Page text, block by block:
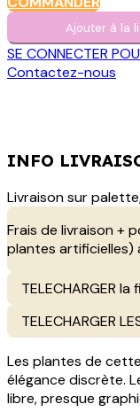
Ajouter à la
SE CONNECTER
Contactez-nous
INFO
Livraison sur
Frais de livraison +
plantes artificielles)
TELECHARGER
TELECHARGER
Les plantes de
élégance discrète.
libre, presque